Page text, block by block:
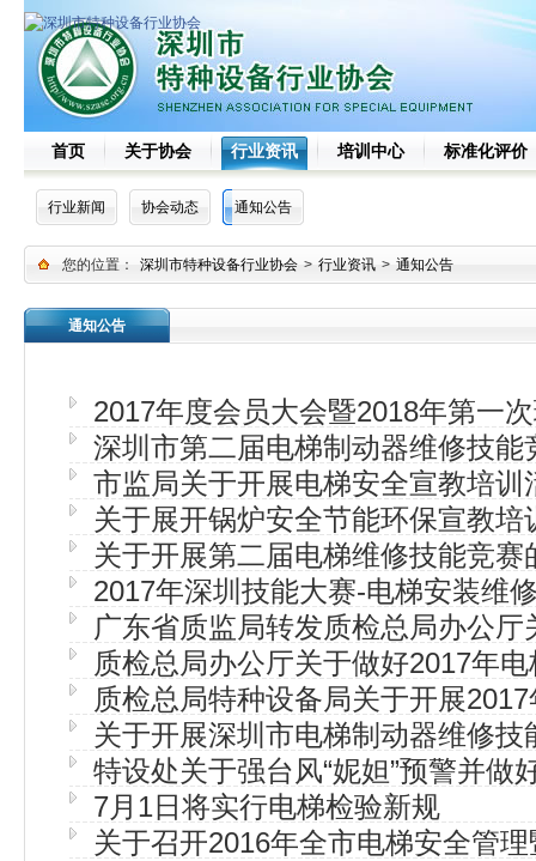
首页 关于协会 行业资讯 培训中心 标准化评价
行业新闻 协会动态 通知公告
您的位置： 深圳市特种设备行业协会 > 行业资讯 > 通知公告
通知公告
2017年度会员大会暨2018年第一
深圳市第二届电梯制动器维修技能
市监局关于开展电梯安全宣教培训
关于展开锅炉安全节能环保宣教培
关于开展第二届电梯维修技能竞赛
2017年深圳技能大赛-电梯安装维
广东省质监局转发质检总局办公厅
年电梯安全监管工作的通知
质检总局办公厅关于做好2017年
作的通知
质检总局特种设备局关于开展
行政许可监督抽查工作的…
关于开展深圳市电梯制动器维修技
特设处关于强台风“妮妲”预警并做
防范工作的通知
7月1日将实行电梯检验新规
关于召开2016年全市电梯安全管